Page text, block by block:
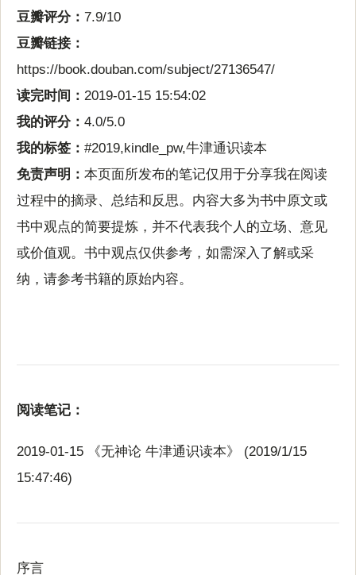
豆瓣评分： 7.9/10
豆瓣链接：
https://book.douban.com/subject/27136547/
读完时间： 2019-01-15 15:54:02
我的评分： 4.0/5.0
我的标签： #2019,kindle_pw,牛津通识读本
免责声明： 本页面所发布的笔记仅用于分享我在阅读
过程中的摘录、总结和反思。内容大多为书中原文或
书中观点的简要提炼，并不代表我个人的立场、意见
或价值观。书中观点仅供参考，如需深入了解或采
纳，请参考书籍的原始内容。
阅读笔记：
2019-01-15 《无神论 牛津通识读本》 (2019/1/15
15:47:46)
序言